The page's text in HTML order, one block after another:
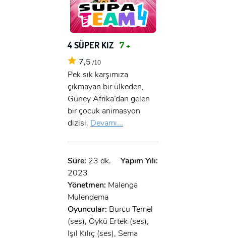
4 SÜPER KIZ 7 +
7,5 /10
Pek sık karşımıza
çıkmayan bir ülkeden,
Güney Afrika’dan gelen
bir çocuk animasyon
dizisi. Devamı...
Süre: 23 dk.
Yapım Yılı:
2023
Yönetmen: Malenga
Mulendema
Oyuncular: Burcu Temel
(ses), Öykü Ertek (ses),
Işıl Kılıç (ses), Sema